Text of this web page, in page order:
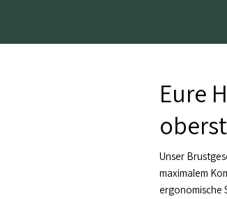
Eure
Unser
maximalem
ergonomische